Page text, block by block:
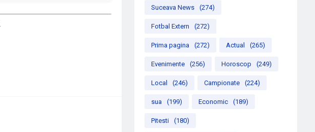
Suceava News (274)
Fotbal Extern (272)
Prima pagina (272) Actual (265)
Evenimente (256) Horoscop (249)
Local (246) Campionate (224)
sua (199) Economic (189)
Pitesti (180)